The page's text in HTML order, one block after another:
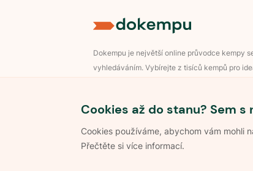
Cookies až do stanu? Sem s
Cookies používáme, abychom vám mohli
Přečtěte si více informací.
Dokempu je největší online průvodce kempy
vyhledáváním. Vybírejte z tisíců kempů pro